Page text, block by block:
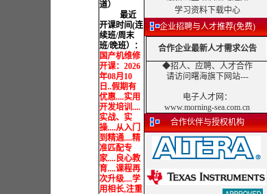
学习资料下载中心
企业招聘与人才推荐(免费)
合作企业最新人才需求公告
◆招人、应聘、人才合作
请访问曙海旗下网站---
电子人才网 ：
www.morning-sea.com.cn
合作伙伴与授权机构
道）
最近
开课时间(连
续班/周末
班/晚班）：
国产机维修
开课： 2026
年08月10
日..假期有
优惠....实用
开发培训....
实战、实
操....从入门
到精通....精
准匹配专
家....良心教
育....课程再
次升级....学
用相长,注重